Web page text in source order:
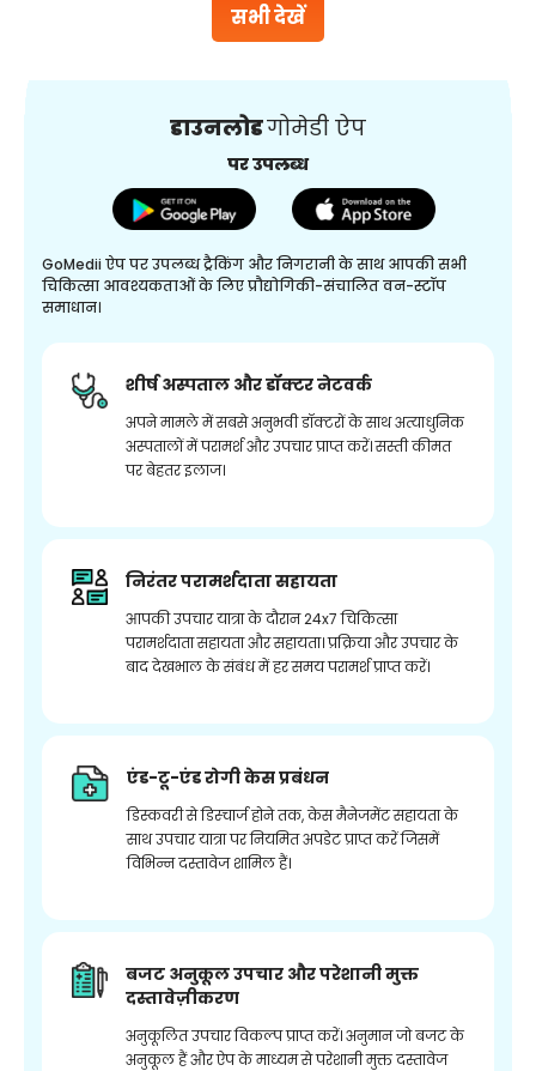
सभी देखें
डाउनलोडगोमेडी ऐप
पर उपलब्ध
GoMedii ऐप पर उपलब्ध ट्रैकिंग और निगरानी के साथ आपकी सभी
चिकित्सा आवश्यकताओं के लिए प्रौद्योगिकी-संचालित वन-स्टॉप
समाधान।
शीर्ष अस्पताल और डॉक्टर नेटवर्क
अपने मामले में सबसे अनुभवी डॉक्टरों के साथ अत्याधुनिक
अस्पतालों में परामर्श और उपचार प्राप्त करें। सस्ती कीमत
पर बेहतर इलाज।
निरंतर परामर्शदाता सहायता
आपकी उपचार यात्रा के दौरान 24x7 चिकित्सा
परामर्शदाता सहायता और सहायता। प्रक्रिया और उपचार के
बाद देखभाल के संबंध में हर समय परामर्श प्राप्त करें।
एंड-टू-एंड रोगी केस प्रबंधन
डिस्कवरी से डिस्चार्ज होने तक, केस मैनेजमेंट सहायता के
साथ उपचार यात्रा पर नियमित अपडेट प्राप्त करें जिसमें
विभिन्न दस्तावेज शामिल हैं।
बजट अनुकूल उपचार और परेशानी मुक्त
दस्तावेज़ीकरण
अनुकूलित उपचार विकल्प प्राप्त करें। अनुमान जो बजट के
अनुकूल हैं और ऐप के माध्यम से परेशानी मुक्त दस्तावेज